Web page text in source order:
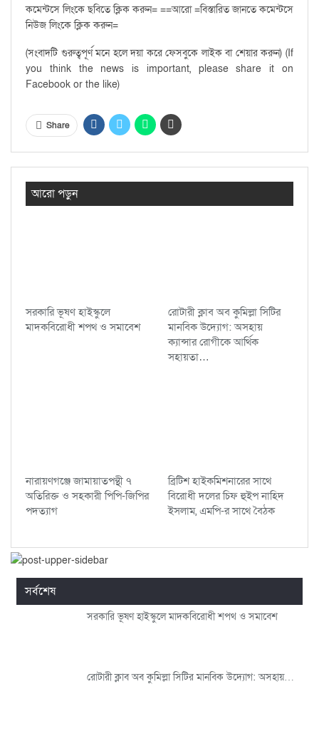
কমেন্টসে লিংকে ছবিতে ক্লিক করুন= ==আরো =বিস্তারিত জানতে কমেন্টসে
নিউজ লিংকে ক্লিক করুন=
(সংবাদটি গুরুত্বপূর্ণ মনে হলে দয়া করে ফেসবুকে লাইক বা শেয়ার করুন) (If
you think the news is important, please share it on
Facebook or the like)
Share
আরো পড়ুন
সরকারি ভূষণ হাইস্কুলে
মাদকবিরোধী শপথ ও সমাবেশ
রোটারী ক্লাব অব কুমিল্লা সিটির
মানবিক উদ্যোগ: অসহায়
ক্যান্সার রোগীকে আর্থিক
সহায়তা…
নারায়ণগঞ্জে জামায়াতপন্থী ৭
অতিরিক্ত ও সহকারী পিপি-জিপির
পদত্যাগ
ব্রিটিশ হাইকমিশনারের সাথে
বিরোধী দলের চিফ হুইপ নাহিদ
ইসলাম, এমপি-র সাথে বৈঠক
সর্বশেষ
সরকারি ভূষণ হাইস্কুলে মাদকবিরোধী শপথ ও সমাবেশ
রোটারী ক্লাব অব কুমিল্লা সিটির মানবিক উদ্যোগ: অসহায়…